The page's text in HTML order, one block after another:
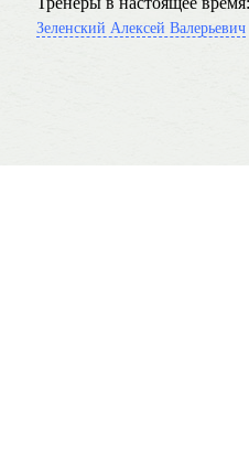
Зеленский Алексей Валерьевич